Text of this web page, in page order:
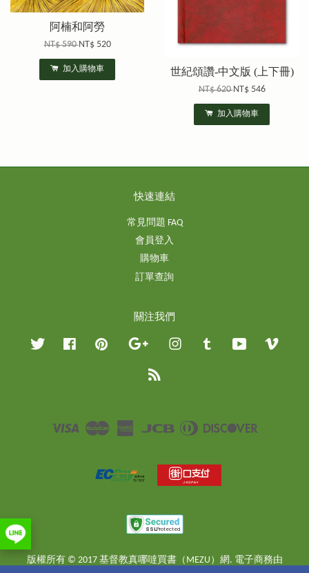
阿楠和阿勞
NT$ 590NT$ 520
加入購物車 世紀頌讚-中文版 (上下冊)
NT$ 620NT$ 546
加入購物車
快速連結
常見問題 FAQ
會員登入
購物車
訂單查詢
關注我們
Twitter Facebook Pinterest Google InstagramTumblr YouTube
Visa Master
American
JCB
Diners
版權所有 © 2017 基督教真哪噠買書（MEZU）網. 電子商務由